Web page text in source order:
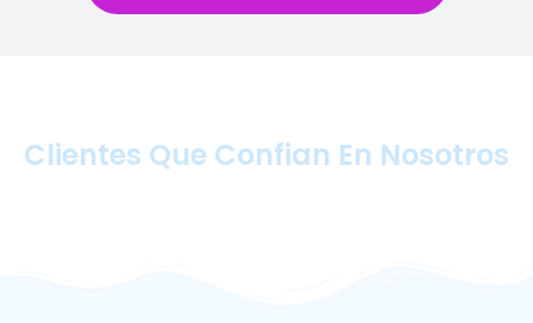
Clientes Que Confian En Nosotros